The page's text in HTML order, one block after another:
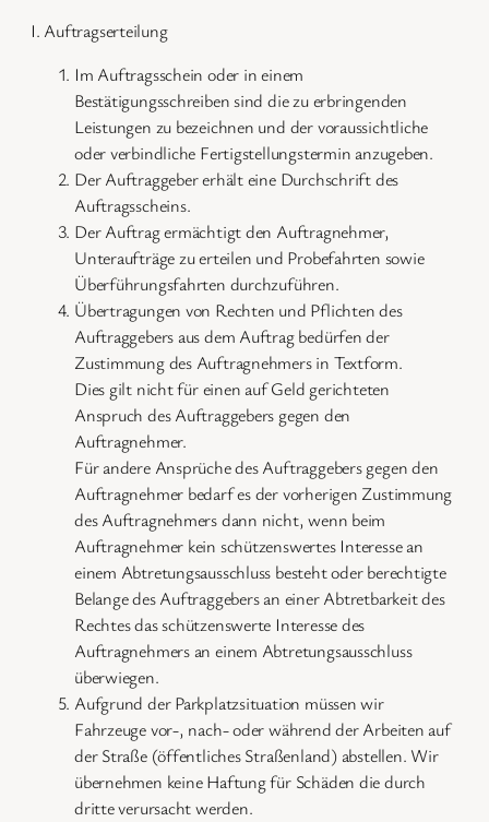
I. Auftragserteilung
Im Auftragsschein oder in einem
Bestätigungsschreiben sind die zu erbringenden
Leistungen zu bezeichnen und der voraussichtliche
oder verbindliche Fertigstellungstermin anzugeben.
Der Auftraggeber erhält eine Durchschrift des
Auftragsscheins.
Der Auftrag ermächtigt den Auftragnehmer,
Unteraufträge zu erteilen und Probefahrten sowie
Überführungsfahrten durchzuführen.
Übertragungen von Rechten und Pflichten des
Auftraggebers aus dem Auftrag bedürfen der
Zustimmung des Auftragnehmers in Textform.
Dies gilt nicht für einen auf Geld gerichteten
Anspruch des Auftraggebers gegen den
Auftragnehmer.
Für andere Ansprüche des Auftraggebers gegen den
Auftragnehmer bedarf es der vorherigen Zustimmung
des Auftragnehmers dann nicht, wenn beim
Auftragnehmer kein schützenswertes Interesse an
einem Abtretungsausschluss besteht oder berechtigte
Belange des Auftraggebers an einer Abtretbarkeit des
Rechtes das schützenswerte Interesse des
Auftragnehmers an einem Abtretungsausschluss
überwiegen.
Aufgrund der Parkplatzsituation müssen wir
Fahrzeuge vor-, nach- oder während der Arbeiten auf
der Straße (öffentliches Straßenland) abstellen. Wir
übernehmen keine Haftung für Schäden die durch
dritte verursacht werden.